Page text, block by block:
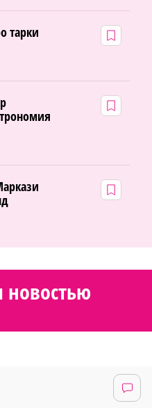
тарки
новостью